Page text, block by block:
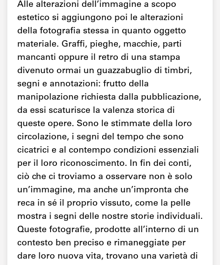
Alle alterazioni dell’immagine a scopo
estetico si aggiungono poi le alterazioni
della fotografia stessa in quanto oggetto
materiale. Graffi, pieghe, macchie, parti
mancanti oppure il retro di una stampa
divenuto ormai un guazzabuglio di timbri,
segni e annotazioni: frutto della
manipolazione richiesta dalla pubblicazione,
da essi scaturisce la valenza storica di
queste opere. Sono le stimmate della loro
circolazione, i segni del tempo che sono
cicatrici e al contempo condizioni essenziali
per il loro riconoscimento. In fin dei conti,
ciò che ci troviamo a osservare non è solo
un’immagine, ma anche un’impronta che
reca in sé il proprio vissuto, come la pelle
mostra i segni delle nostre storie individuali.
Queste fotografie, prodotte all’interno di un
contesto ben preciso e rimaneggiate per
dare loro nuova vita, trovano una varietà di